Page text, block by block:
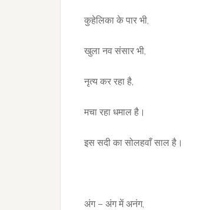
कुहेलिका के पार भी,
खुला नव संसार भी,
नृत्य कर रहा है,
मचा रहा धमाल है।
इस सदी का सोलहवाँ साल है।
अंग – अंग में अनंग,